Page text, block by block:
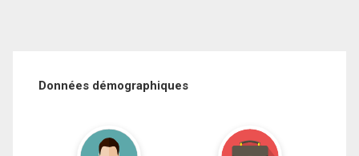
Données démographiques